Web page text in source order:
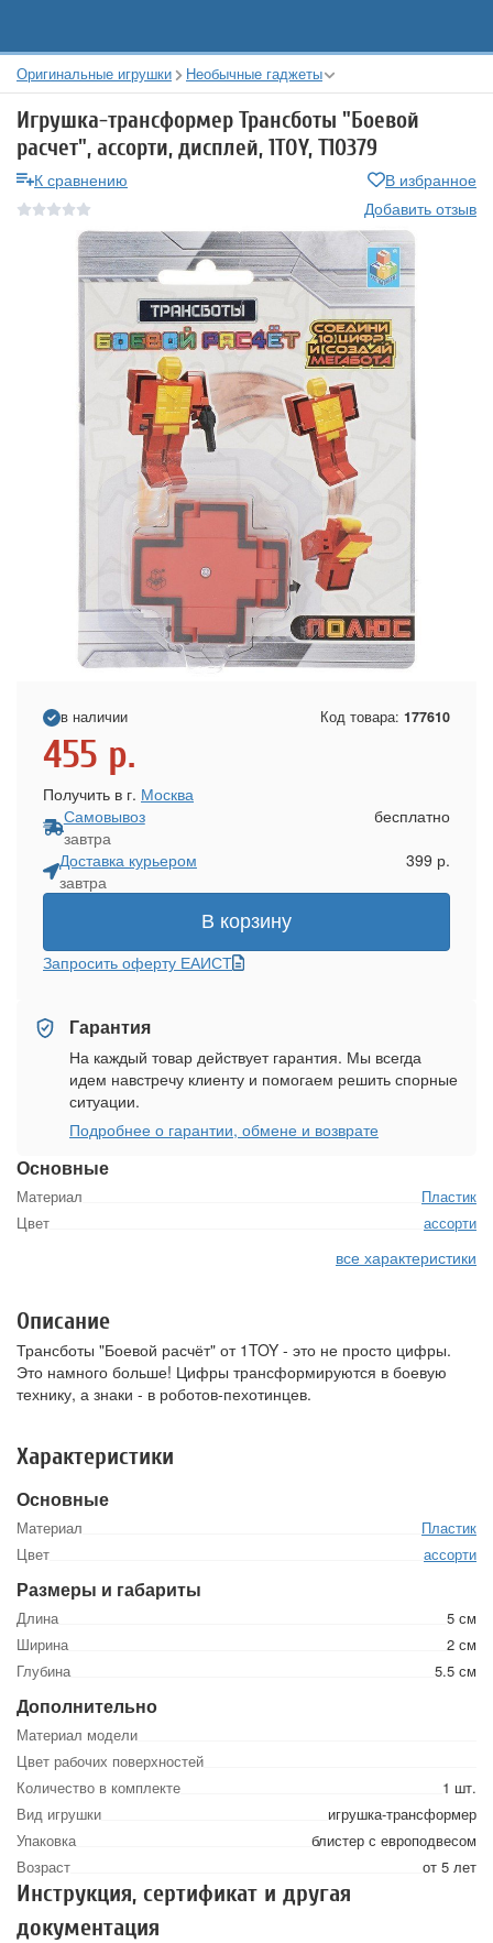
Оригинальные игрушки Необычные гаджеты
Игрушка-трансформер Трансботы "Боевой
расчет", ассорти, дисплей, 1TOY, Т10379
К сравнению
В избранное
Добавить отзыв
Основные
Материал
Пластик
Цвет
ассорти
все характеристики
в наличии Код товара: 177610
455 р.
Получить в г. Москва
Самовывоз
завтра
бесплатно
Доставка курьером
завтра
399 р.
В корзину
Запросить оферту ЕАИСТ
Гарантия
На каждый товар действует гарантия. Мы всегда
идем навстречу клиенту и помогаем решить спорные
ситуации.
Подробнее о гарантии, обмене и возврате
Описание
Трансботы "Боевой расчёт" от 1TOY - это не просто цифры.
Это намного больше! Цифры трансформируются в боевую
технику, а знаки - в роботов-пехотинцев.
Характеристики
Основные
Материал
Пластик
Цвет
ассорти
Размеры и габариты
Длина
5 см
Ширина
2 см
Глубина
5.5 см
Дополнительно
Материал модели
Цвет рабочих поверхностей
Количество в комплекте
1 шт.
Вид игрушки
игрушка-трансформер
Упаковка
блистер с европодвесом
Возраст
от 5 лет
Инструкция, сертификат и другая
документация